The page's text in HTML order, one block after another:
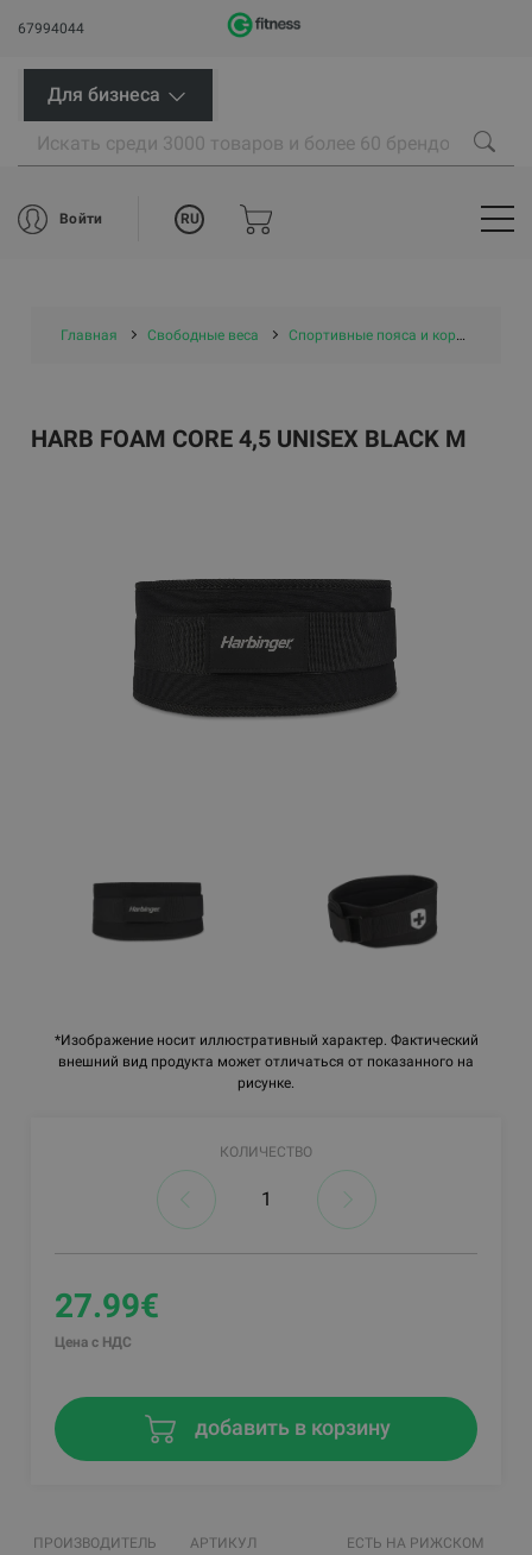
67994044
Для бизнеса
Войти RU
Главная Свободные веса Спортивные пояса и корсеты
*Изображение носит иллюстративный характер. Фактический
внешний вид продукта может отличаться от показанного на
рисунке.
HARB FOAM CORE 4,5 UNISEX BLACK M
КОЛИЧЕСТВО
27.99€
Цена с НДС
добавить в корзину
ПРОИЗВОДИТЕЛЬ АРТИКУЛ
ЕСТЬ НА РИЖСКОМ